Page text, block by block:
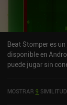
Beat Stomper es
disponible en
puede jugar sin
MOSTRAR 9